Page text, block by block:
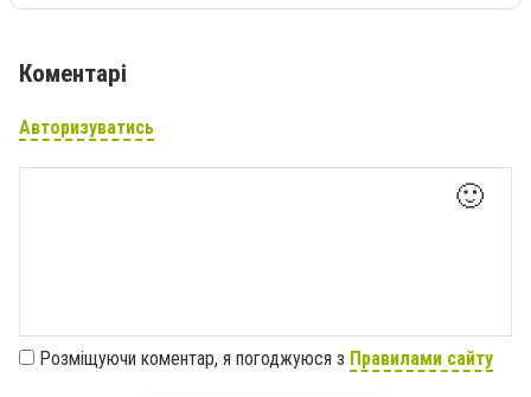
Коментарі
Авторизуватись
🙂
Розміщуючи коментар, я погоджуюся з Правилами сайту